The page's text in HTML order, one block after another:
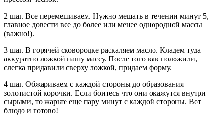
2 шаг. Все перемешиваем. Нужно мешать в течении минут 5,
главное довести все до более или менее однородной массы
(важно!).
3 шаг. В горячей сковородке раскаляем масло. Кладем туда
аккуратно ложкой нашу массу. После того как положили,
слегка придавили сверху ложкой, придаем форму.
4 шаг. Обжариваем с каждой стороны до образования
золотистой корочки. Если боитесь что они окажутся внутри
сырыми, то жарьте еще пару минут с каждой стороны. Вот
блюдо и готово!